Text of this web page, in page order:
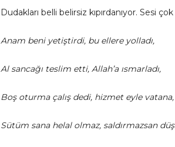
Dudakları belli belirsiz kıpırdanıyor. Sesi
Anam beni yetiştirdi, bu ellere yolladı,
Al sancağı teslim etti, Allah’a ısmarladı,
Boş oturma çalış dedi, hizmet eyle vatana,
Sütüm sana helal olmaz, saldırmazsan